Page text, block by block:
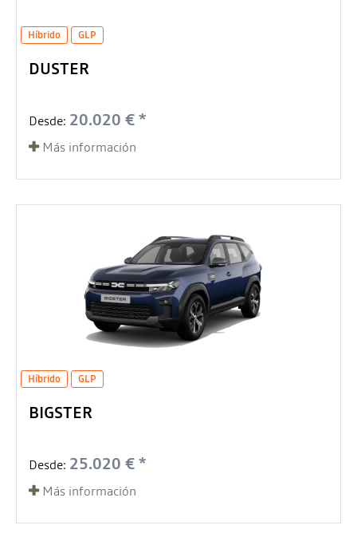
Híbrido GLP
DUSTER
Desde: 20.020 € *
Más información
Híbrido GLP
BIGSTER
Desde: 25.020 € *
Más información